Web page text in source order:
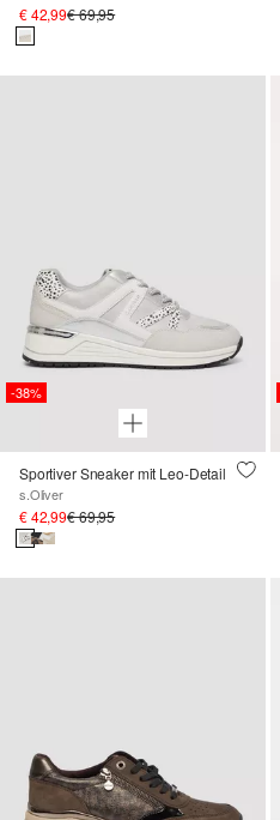
€ 42,99€ 69,95
-38%
Sportiver Sneaker mit Leo-Detail
s.Oliver
€ 42,99€ 69,95